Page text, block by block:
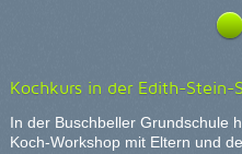
Kochkurs in der Edith-Stein-
In der Buschbeller Grundschule
Koch-Workshop mit Eltern und